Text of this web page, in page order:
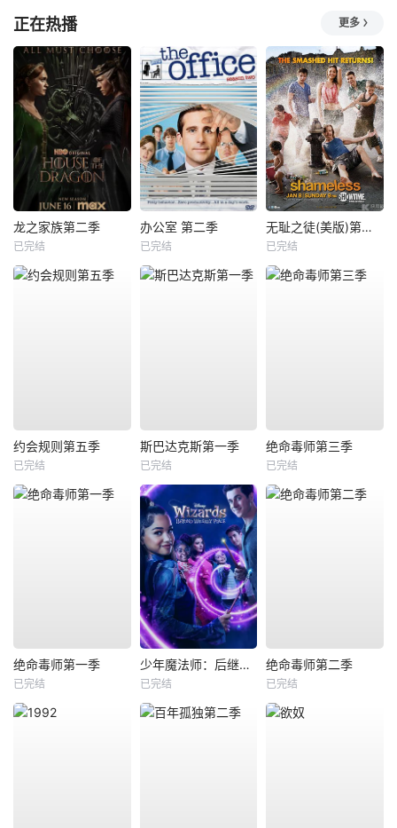
正在热播 更多
龙之家族第二季
已完结
办公室 第二季
已完结
无耻之徒(美版)第二季
已完结
约会规则第五季
已完结
斯巴达克斯第一季
已完结
绝命毒师第三季
已完结
绝命毒师第一季
已完结
少年魔法师：后继者第三季
已完结
绝命毒师第二季
已完结